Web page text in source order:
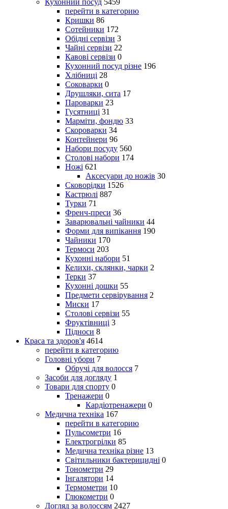
Кухонний посуд 5459
перейти в категорию
Кришки 86
Сотейники 172
Обідні сервізи 3
Чайні сервізи 22
Кавові сервізи 0
Кухонний посуд різне 196
Хлібниці 28
Соковарки 0
Друшляки, сита 17
Пароварки 23
Гусятниці 31
Марміти, фондю 33
Скороварки 34
Контейнери 96
Набори посуду 560
Столові набори 174
Ножі 621
Аксесуари до ножів 30
Сковорідки 1526
Кастрюлі 887
Турки 71
Френч-преси 36
Заварювальні чайники 44
Форми для випікання 190
Чайники 170
Термоси 203
Кухонні набори 51
Келихи, склянки, чарки 2
Терки 37
Кухонні дошки 55
Предмети сервірування 2
Миски 17
Столові сервізи 55
Фруктівниці 3
Підноси 8
Краса та здоров'я 4614
перейти в категорию
Головні убори 7
Обручі для волосся 7
Засоби для догляду 1
Товари для спорту 0
Тренажери 0
Кардіотренажери 0
Медична техніка 167
перейти в категорию
Пульсометри 16
Електрогрілки 85
Медична техніка різне 13
Світильники бактерицидні 0
Тонометри 29
Інгалятори 14
Термометри 10
Глюкометри 0
Догляд за волоссям 2427